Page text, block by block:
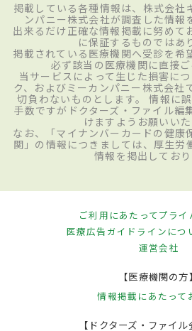
掲載している各種情報は、株式会社
ンパニー株式会社が調査した情報
出来るだけ正確な情報掲載に努めて
に保証するものではあ
掲載されている医療機関へ受診を希
必ず該当の医療機関に直接ご
当サービスによって生じた損害に
ク、およびミーカンパニー株式会社
切負わないものとします。 情報に
手数ですがドクターズ・ファイル編
けますようお願いいた
なお、「マイナンバーカードの健康
関」の情報につきましては、厚生労
情報を掲出しており
ご利用にあたってプライ
医療広告ガイドラインにつ
運営会社
【医療機関の方】
情報掲載にあたって
【ドクターズ・ファイル